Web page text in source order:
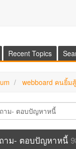
Recent Topics
webboard คนยิ้ม
าม- ตอบปัญหาหนี้